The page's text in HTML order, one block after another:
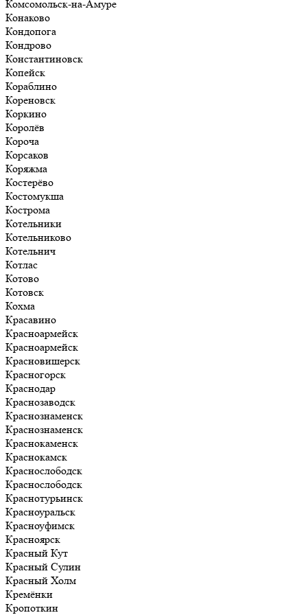
Комсомольск-на-Амуре
Конаково
Кондопога
Кондрово
Константиновск
Копейск
Кораблино
Кореновск
Коркино
Королёв
Короча
Корсаков
Коряжма
Костерёво
Костомукша
Кострома
Котельники
Котельниково
Котельнич
Котлас
Котово
Котовск
Кохма
Красавино
Красноармейск
Красноармейск
Красновишерск
Красногорск
Краснодар
Краснозаводск
Краснознаменск
Краснознаменск
Краснокаменск
Краснокамск
Краснослободск
Краснослободск
Краснотурьинск
Красноуральск
Красноуфимск
Красноярск
Красный Кут
Красный Сулин
Красный Холм
Кремёнки
Кропоткин